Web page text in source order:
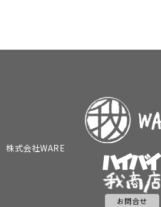
株式会社WARE
お問合せ